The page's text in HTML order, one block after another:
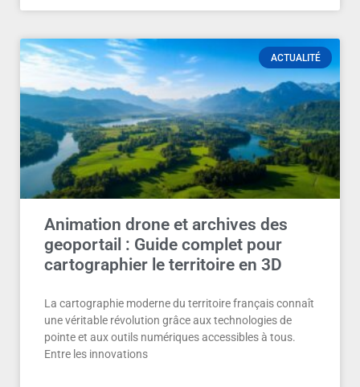
ACTUALITÉ
Animation drone et archives des
geoportail : Guide complet pour
cartographier le territoire en 3D
La cartographie moderne du territoire français connaît
une véritable révolution grâce aux technologies de
pointe et aux outils numériques accessibles à tous.
Entre les innovations